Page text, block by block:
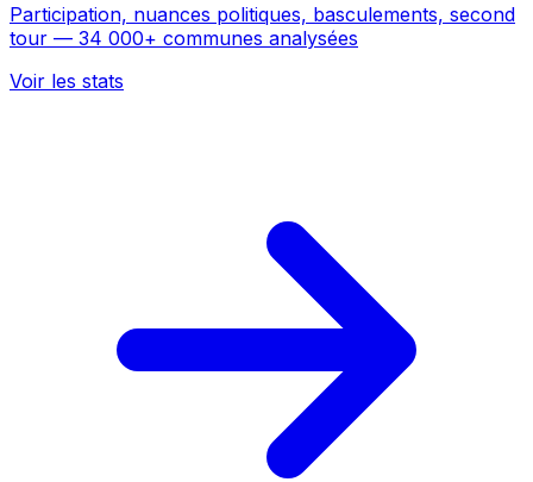
Participation, nuances politiques, basculements, second
tour — 34 000+ communes analysées
Voir les stats